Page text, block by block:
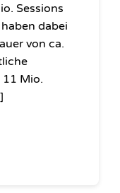
Sessions
dabei
von ca.
Mio.